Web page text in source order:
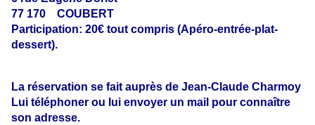
77 170
COUBERT
Participation: 20€ tout compris (Apéro-entrée-plat-
dessert).
La réservation se fait auprès de Jean-Claude Charmoy
Lui téléphoner ou lui envoyer un mail pour connaître
son adresse.